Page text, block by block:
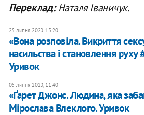
Переклад:Наталя Іваничук.
25 липня 2020, 15:20
«Вона розповіла. Викриття
насильства і становлення руху
Уривок
05 липня 2020, 11:40
«Ґарет Джонс. Людина, яка
Мірослава Влеклого. Уривок